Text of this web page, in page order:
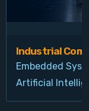
Industrial
Embedded
Artificial